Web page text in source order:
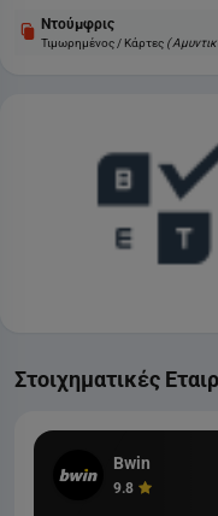
Ντούμφρις
Τιμωρημένος / Κάρτες (
Στοιχηματικές
Bwin
9.8